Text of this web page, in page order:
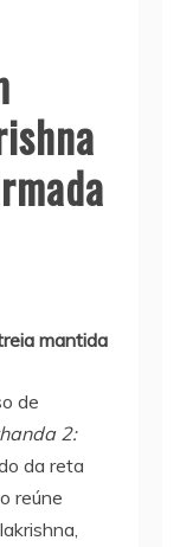
mantida
de
2:
da reta
reúne